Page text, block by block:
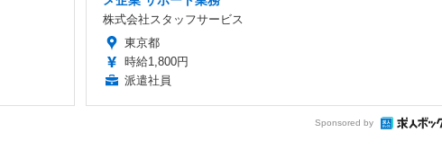
株式会社スタッフサービス
東京都
時給1,800円
派遣社員
Sponsored by